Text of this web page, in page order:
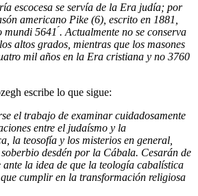
escocesa se servía de la Era judía; por
americano Pike (6), escrito en 1881,
mundi 5641 ́. Actualmente no se conserva
altos grados, mientras que los masones
mil años en la Era cristiana y no 3760
escribe lo que sigue:
el trabajo de examinar cuidadosamente
entre el judaísmo y la
la teosofía y los misterios en general,
desdén por la Cábala. Cesarán de
ante la idea de que la teología cabalística
cumplir en la transformación religiosa